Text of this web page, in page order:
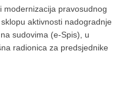
modernizacija pravosudnog
aktivnosti nadogradnje
sudovima (e-Spis), u
radionica za predsjednike